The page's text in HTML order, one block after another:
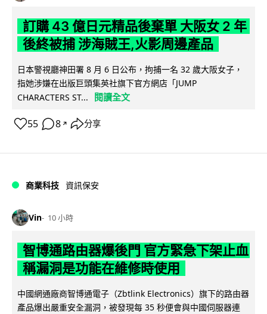
訂購 43 億日元精品後棄單 大阪女 2 年
後終被捕 涉海賊王,火影周邊產品
日本警視廳神田署 8 月 6 日公布，拘捕一名 32 歲大阪女子，
指她涉嫌在出版巨頭集英社旗下官方網店「JUMP
CHARACTERS ST...
閱讀全文
55 8 ↗ 分享
商業科技 資訊保安
Vin 10 小時
智博通路由器爆後門 官方緊急下架止血
稱漏洞是功能在維修時使用
中國網通廠商智博通電子（Zbtlink Electronics）旗下的路由器
產品爆出嚴重安全漏洞，被發現每 35 秒便會與中國伺服器連